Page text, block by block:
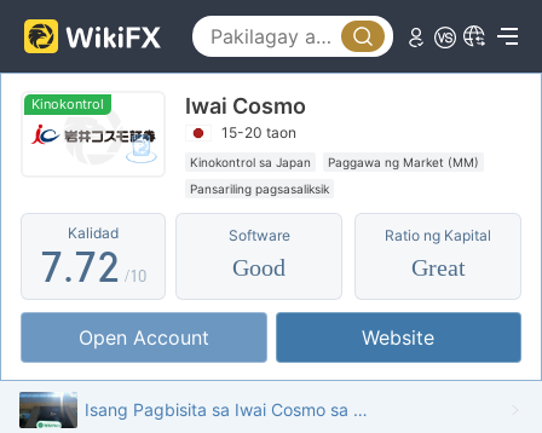
Kinokontrol Iwai Cosmo
15-20 taon
Kinokontrol sa Japan
Paggawa ng Market (MM)
Pansariling pagsasaliksik
Kalidad
2
3
4
6
7
8
9
.
2
3
4
6
7
8
9
1
2
3
4
5
/10
Software
Good
Ratio ng Kapital
Great
Open Account Website
Isang Pagbisita sa Iwai Cosmo sa Hapon - Natagpuan ang Opisina